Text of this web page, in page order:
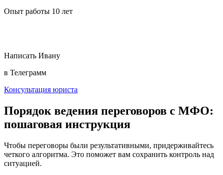
Опыт работы 10 лет
Написать Ивану
в Телеграмм
Консультация юриста
Порядок ведения переговоров с МФО:
пошаговая инструкция
Чтобы переговоры были результативными, придерживайтесь
четкого алгоритма. Это поможет вам сохранить контроль над
ситуацией.